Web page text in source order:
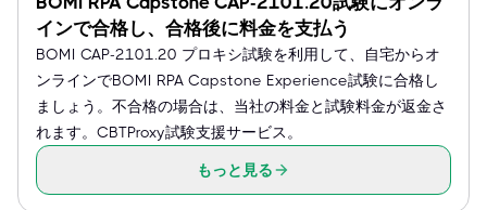
インで合格し、合格後に料金を支払う
BOMI CAP-2101.20 プロキシ試験を利用して、自宅からオ
ンラインでBOMI RPA Capstone Experience試験に合格し
ましょう。不合格の場合は、当社の料金と試験料金が返金さ
れます。CBTProxy試験支援サービス。
もっと見る